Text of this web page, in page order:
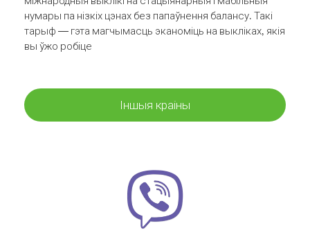
нумары па нізкіх цэнах без папаўнення балансу. Такі
тарыф — гэта магчымасць эканоміць на выкліках, якія
вы ўжо робіце
Іншыя краіны